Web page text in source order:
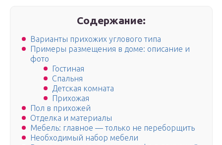
Содержание:
Варианты прихожих углового типа
Примеры размещения в доме: описание и
фото
Гостиная
Спальня
Детская комната
Прихожая
Пол в прихожей
Отделка и материалы
Мебель: главное — только не переборщить
Необходимый набор мебели